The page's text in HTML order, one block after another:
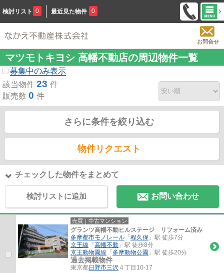
検討リスト 0 最近見た物件 0
お問合せ
マツモトキヨシ 高幡不動店の周辺物件一覧
募集中のみ表示
該当物件 23 件
販売数 0 件
さらに条件を絞り込む
物件リクエスト
チェックした物件をまとめて
検討リストに追加 お問い合わせ
売買｜中古マンション
グランツ高幡不動ヒルステージ リフォーム済み
多摩都市モノレール 「 程久保 」駅 徒歩7分
京王線 「 高幡不動 」駅 徒歩8分
京王動物園線 「 多摩動物公園 」駅 徒歩20分
過去掲載物件
東京都日野市三沢 ４丁目10-17